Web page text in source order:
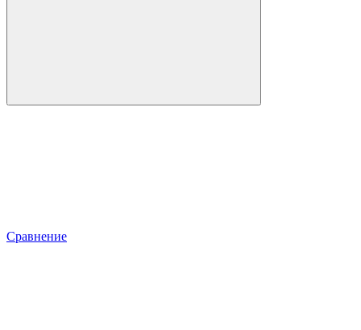
Сравнение